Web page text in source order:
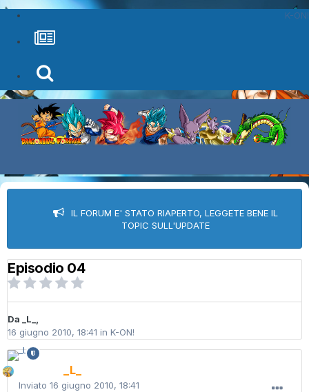
K-ON!
IL FORUM E' STATO RIAPERTO, LEGGETE BENE IL
TOPIC SULL'UPDATE
Episodio 04
Da _L_,
16 giugno 2010, 18:41 in K-ON!
_L_
Inviato 16 giugno 2010, 18:41